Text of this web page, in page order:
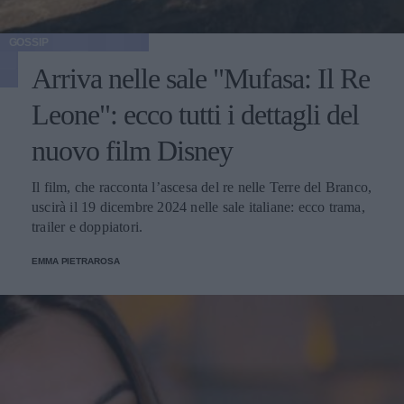
Arriva nelle sale "Mufasa: Il Re
Leone": ecco tutti i dettagli del
nuovo film Disney
Il film, che racconta l’ascesa del re nelle Terre del Branco,
uscirà il 19 dicembre 2024 nelle sale italiane: ecco trama,
trailer e doppiatori.
EMMA PIETRAROSA